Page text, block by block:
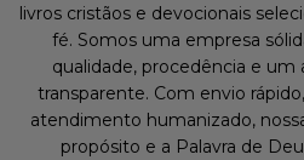
livros cristãos e devocionais
fé. Somos uma empresa
qualidade, procedência e
transparente. Com envio
atendimento humanizado,
propósito e a Palavra de